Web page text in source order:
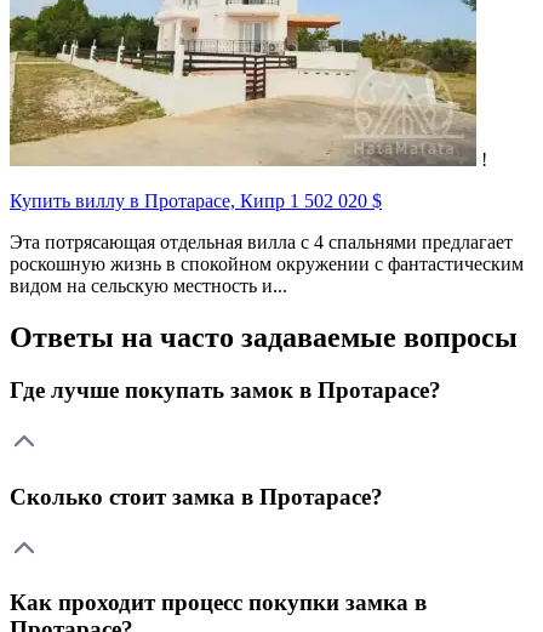
!
Купить виллу в Протарасе, Кипр 1 502 020 $
Эта потрясающая отдельная вилла с 4 спальнями предлагает
роскошную жизнь в спокойном окружении с фантастическим
видом на сельскую местность и...
Ответы на часто задаваемые вопросы
Где лучше покупать замок в Протарасе?
Сколько стоит замка в Протарасе?
Как проходит процесс покупки замка в